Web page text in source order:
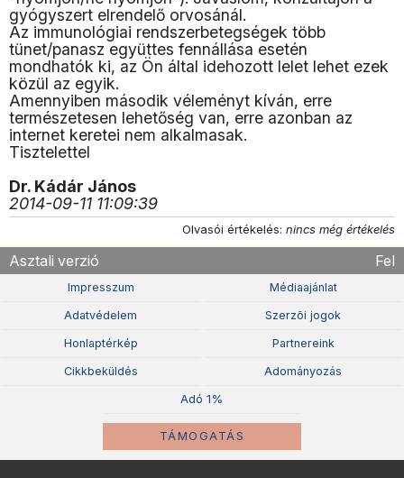
gyógyszert elrendelő orvosánál.
Az immunológiai rendszerbetegségek több
tünet/panasz együttes fennállása esetén
mondhatók ki, az Ön által idehozott lelet lehet ezek
közül az egyik.
Amennyiben második véleményt kíván, erre
természetesen lehetőség van, erre azonban az
internet keretei nem alkalmasak.
Tisztelettel
Dr. Kádár János
2014-09-11 11:09:39
Olvasói értékelés: nincs még értékelés
Asztali verzió Fel
Impresszum Médiaajánlat
Adatvédelem Szerzõi jogok
Honlaptérkép Partnereink
Cikkbeküldés Adományozás
Adó 1%
TÁMOGATÁS